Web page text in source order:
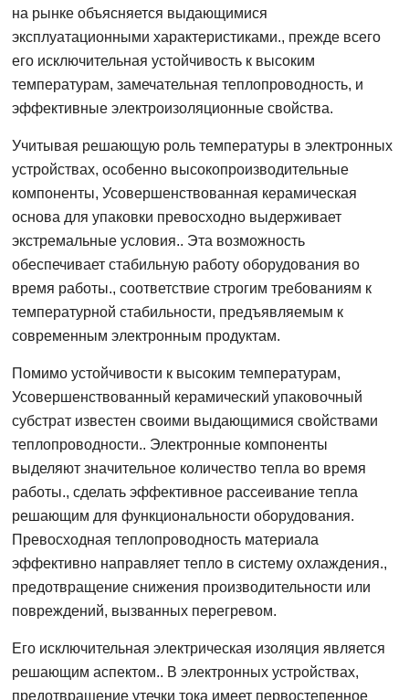
на рынке объясняется выдающимися
эксплуатационными характеристиками., прежде всего
его исключительная устойчивость к высоким
температурам, замечательная теплопроводность, и
эффективные электроизоляционные свойства.
Учитывая решающую роль температуры в электронных
устройствах, особенно высокопроизводительные
компоненты, Усовершенствованная керамическая
основа для упаковки превосходно выдерживает
экстремальные условия.. Эта возможность
обеспечивает стабильную работу оборудования во
время работы., соответствие строгим требованиям к
температурной стабильности, предъявляемым к
современным электронным продуктам.
Помимо устойчивости к высоким температурам,
Усовершенствованный керамический упаковочный
субстрат известен своими выдающимися свойствами
теплопроводности.. Электронные компоненты
выделяют значительное количество тепла во время
работы., сделать эффективное рассеивание тепла
решающим для функциональности оборудования.
Превосходная теплопроводность материала
эффективно направляет тепло в систему охлаждения.,
предотвращение снижения производительности или
повреждений, вызванных перегревом.
Его исключительная электрическая изоляция является
решающим аспектом.. В электронных устройствах,
предотвращение утечки тока имеет первостепенное